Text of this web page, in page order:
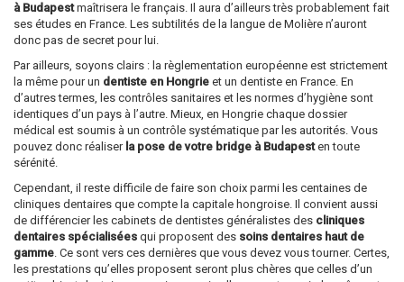
à Budapestmaîtrisera le français. Il aura d’ailleurs très probablement fait
ses études en France. Les subtilités de la langue de Molière n’auront
donc pas de secret pour lui.
Par ailleurs, soyons clairs : la règlementation européenne est strictement
la même pour un dentiste en Hongrie et un dentiste en France. En
d’autres termes, les contrôles sanitaires et les normes d’hygiène sont
identiques d’un pays à l’autre. Mieux, en Hongrie chaque dossier
médical est soumis à un contrôle systématique par les autorités. Vous
pouvez donc réaliser la pose de votre bridge à Budapesten toute
sérénité.
Cependant, il reste difficile de faire son choix parmi les centaines de
cliniques dentaires que compte la capitale hongroise. Il convient aussi
de différencier les cabinets de dentistes généralistes des cliniques
dentaires spécialisées qui proposent des soins dentaires haut de
gamme. Ce sont vers ces dernières que vous devez vous tourner. Certes,
les prestations qu’elles proposent seront plus chères que celles d’un